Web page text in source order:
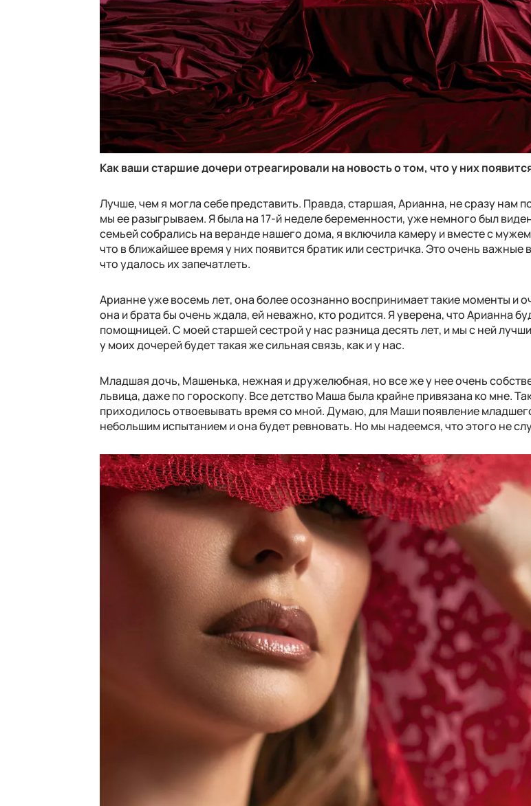
Как ваши старшие дочери отреагировали на новость о том, что у них
Лучше, чем я могла себе представить. Правда, старшая, Арианна, не сразу нам
мы ее разыгрываем. Я была на 17-й неделе беременности, уже немного был
семьей собрались на веранде нашего дома, я включила камеру и вместе с
что в ближайшее время у них появится братик или сестричка. Это очень
что удалось их запечатлеть.
Арианне уже восемь лет, она более осознанно воспринимает такие моменты и
она и брата бы очень ждала, ей неважно, кто родится. Я уверена, что Арианна
помощницей. С моей старшей сестрой у нас разница десять лет, и мы с ней
у моих дочерей будет такая же сильная связь, как и у нас.
Младшая дочь, Машенька, нежная и дружелюбная, но все же у нее очень
львица, даже по гороскопу. Все детство Маша была крайне привязана ко мне.
приходилось отвоевывать время со мной. Думаю, для Маши появление
небольшим испытанием и она будет ревновать. Но мы надеемся, что этого не